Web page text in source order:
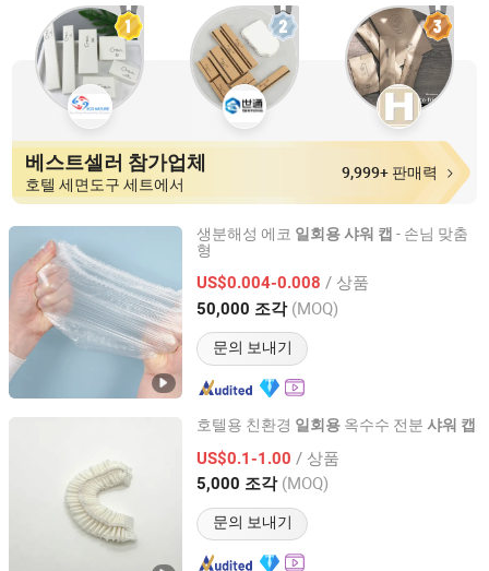
베스트셀러 참가업체
호텔 세면도구 세트에서
9,999+ 판매력
생분해성 에코 일회용샤워 캡 - 손님 맞춤
형
US$0.004-0.008 / 상품
50,000 조각 (MOQ)
문의 보내기
Yangzhou New Lotus Plastic & Daily Chemicals Co., Ltd.
Jiangsu, China 이후 2025
호텔용 친환경 일회용 옥수수 전분 샤워 캡
US$0.1-1.00 / 상품
5,000 조각 (MOQ)
문의 보내기
Yangzhou Aplus Amenities International Co., Ltd.
Jiangsu, China 이후 2019